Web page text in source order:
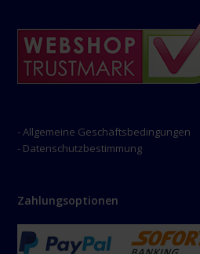
- Allgemeine Geschäftsbedingungen
- Datenschutzbestimmung
Zahlungsoptionen